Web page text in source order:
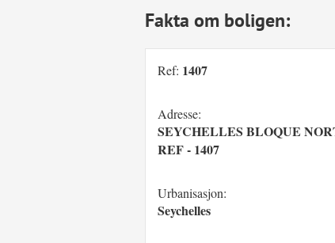
Fakta om boligen:
Ref: 1407
Adresse:
SEYCHELLES BLOQUE
REF - 1407
Urbanisasjon:
Seychelles